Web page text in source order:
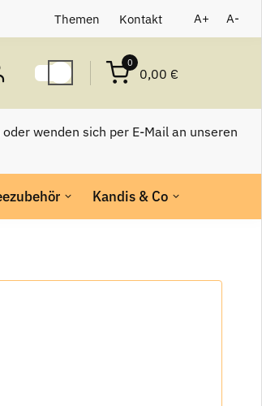
Themen Kontakt A+ A-
0
0,00 €
wenden sich per E-Mail an unseren
Kandis & Co